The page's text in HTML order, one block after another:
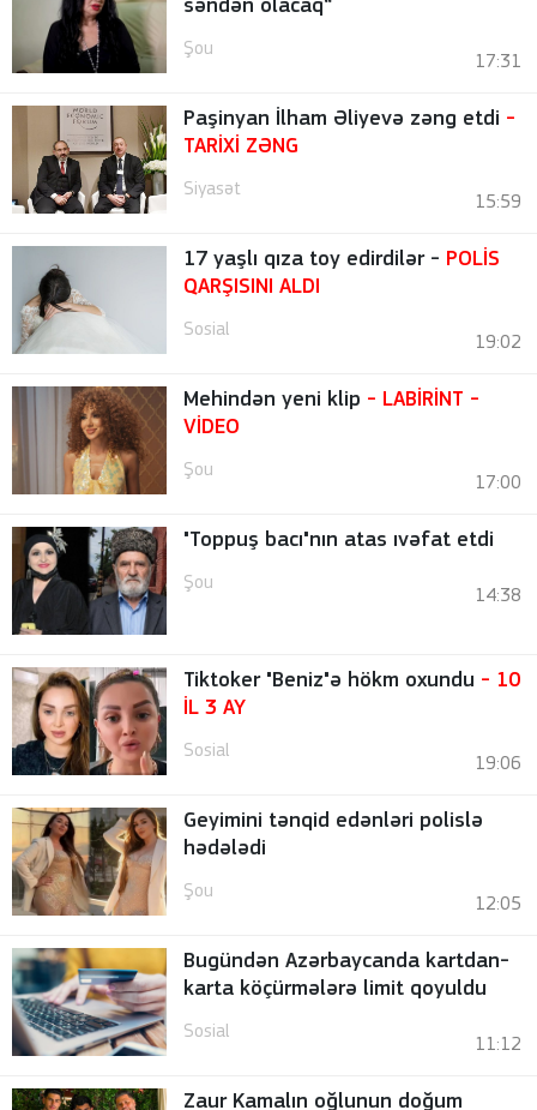
səndən olacaq“
Şou
17:31
Paşinyan İlham Əliyevə zəng etdi -
TARİXİ ZƏNG
Siyasət
15:59
17 yaşlı qıza toy edirdilər - POLİS
QARŞISINI ALDI
Sosial
19:02
Mehindən yeni klip - LABİRİNT -
VİDEO
Şou
17:00
"Toppuş bacı"nın atas ıvəfat etdi
Şou
14:38
Tiktoker "Beniz"ə hökm oxundu - 10
İL 3 AY
Sosial
19:06
Geyimini tənqid edənləri polislə
hədələdi
Şou
12:05
Bugündən Azərbaycanda kartdan-
karta köçürmələrə limit qoyuldu
Sosial
11:12
Zaur Kamalın oğlunun doğum